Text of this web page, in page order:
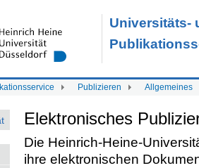
Universitäts-
Publizieren Allgemeines
Elek­tro­ni­sches
Die Hein­rich-Hei­ne-
ihre elek­tro­ni­schen